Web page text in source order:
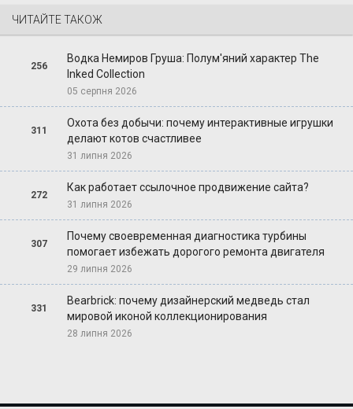
ЧИТАЙТЕ ТАКОЖ
256
Водка Немиров Груша: Полум'яний характер The
Inked Collection
05 серпня 2026
311
Охота без добычи: почему интерактивные игрушки
делают котов счастливее
31 липня 2026
272
Как работает ссылочное продвижение сайта?
31 липня 2026
307
Почему своевременная диагностика турбины
помогает избежать дорогого ремонта двигателя
29 липня 2026
331
Bearbrick: почему дизайнерский медведь стал
мировой иконой коллекционирования
28 липня 2026